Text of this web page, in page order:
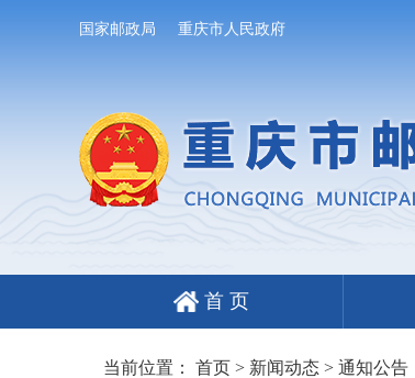
国家邮政局 重庆市人民政府
首 页
当前位置： 首页> 新闻动态> 通知公告